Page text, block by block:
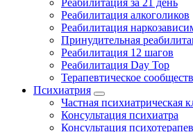
Реабилитация за 21 день
Реабилитация алкоголиков
Реабилитация
Принудительная
Реабилитация 12 шагов
Реабилитация Day Top
Терапевтическое
Психиатрия
Частная психиатрическая
Консультация психиатра
Консультация